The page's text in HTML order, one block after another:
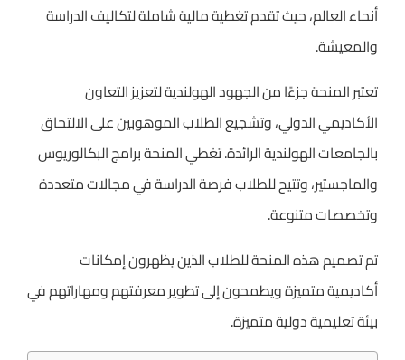
أنحاء العالم، حيث تقدم تغطية مالية شاملة لتكاليف الدراسة
والمعيشة.
تعتبر المنحة جزءًا من الجهود الهولندية لتعزيز التعاون
الأكاديمي الدولي، وتشجيع الطلاب الموهوبين على الالتحاق
بالجامعات الهولندية الرائدة. تغطي المنحة برامج البكالوريوس
والماجستير، وتتيح للطلاب فرصة الدراسة في مجالات متعددة
وتخصصات متنوعة.
تم تصميم هذه المنحة للطلاب الذين يظهرون إمكانات
أكاديمية متميزة ويطمحون إلى تطوير معرفتهم ومهاراتهم في
بيئة تعليمية دولية متميزة.